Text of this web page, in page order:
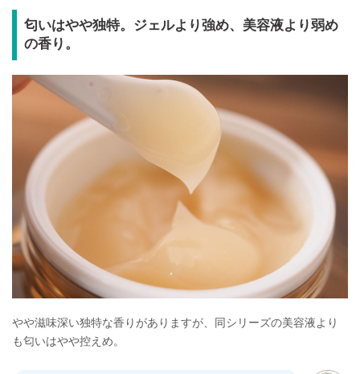
匂いはやや独特。ジェルより強め、美容液より弱め
の香り。
やや滋味深い独特な香りがありますが、同シリーズの美容液より
も匂いはやや控えめ。